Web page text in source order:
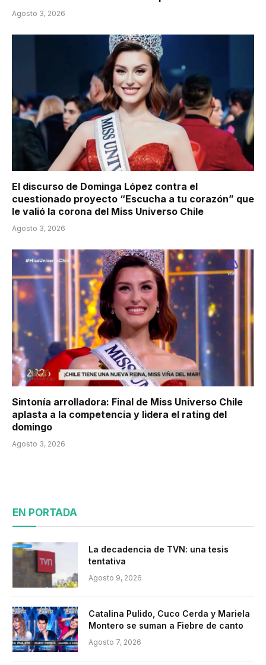
Agosto 3, 2026
El discurso de Dominga López contra el
cuestionado proyecto “Escucha a tu corazón” que
le valió la corona del Miss Universo Chile
Agosto 3, 2026
Sintonía arrolladora: Final de Miss Universo Chile
aplasta a la competencia y lidera el rating del
domingo
Agosto 3, 2026
EN PORTADA
La decadencia de TVN: una tesis
tentativa
Agosto 9, 2026
Catalina Pulido, Cuco Cerda y Mariela
Montero se suman a Fiebre de canto
Agosto 7, 2026